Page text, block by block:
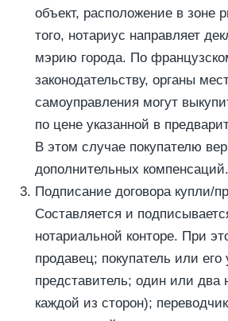
объект, расположение в зоне
того, нотариус направляет
мэрию города. По
законодательству, органы
самоуправления могут
по цене указанной в
В этом случае покупателю
дополнительных компенсаций.
Подписание договора купли/
Составляется и
нотариальной конторе. При
продавец; покупатель или
представитель; один или два
каждой из сторон);